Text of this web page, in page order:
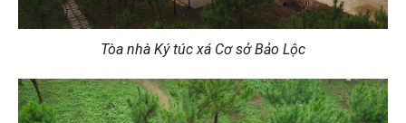
Tòa nhà Ký túc xá Cơ sở Bảo Lộc